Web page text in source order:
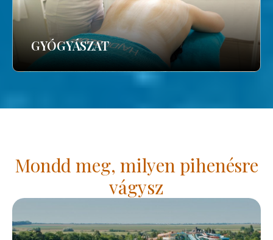
GYÓGYÁSZAT
Mondd meg, milyen pihenésre
vágysz